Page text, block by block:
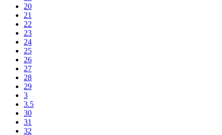
20
21
22
23
24
25
26
27
28
29
3
3.5
30
31
32